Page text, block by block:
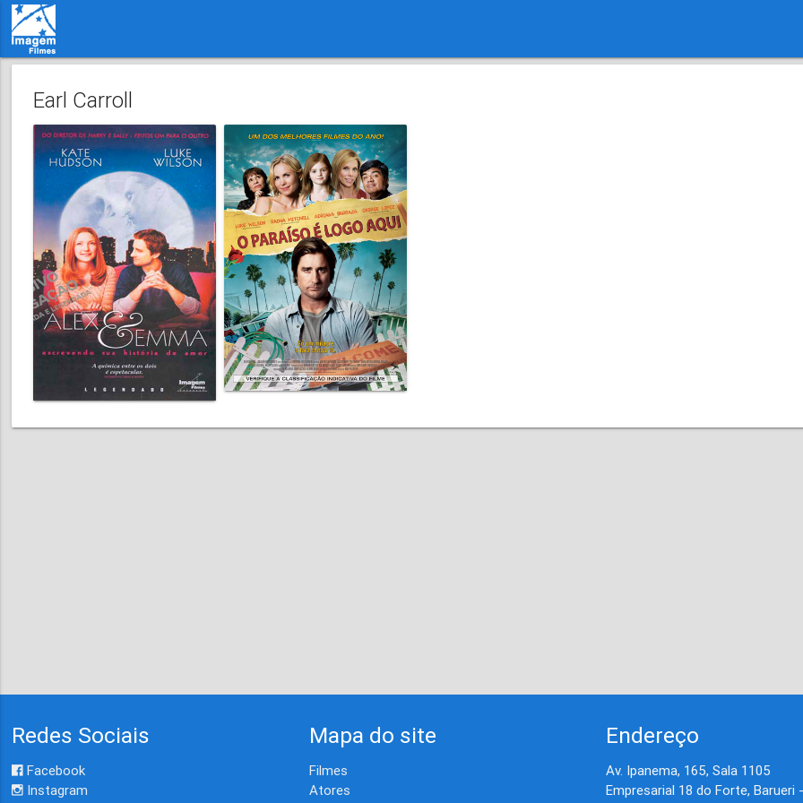
Earl Carroll
Redes Sociais
Facebook
Instagram
Mapa do site
Filmes
Atores
Endereço
Av. Ipanema, 165, Sala 1105
Empresarial 18 do Forte, Barueri